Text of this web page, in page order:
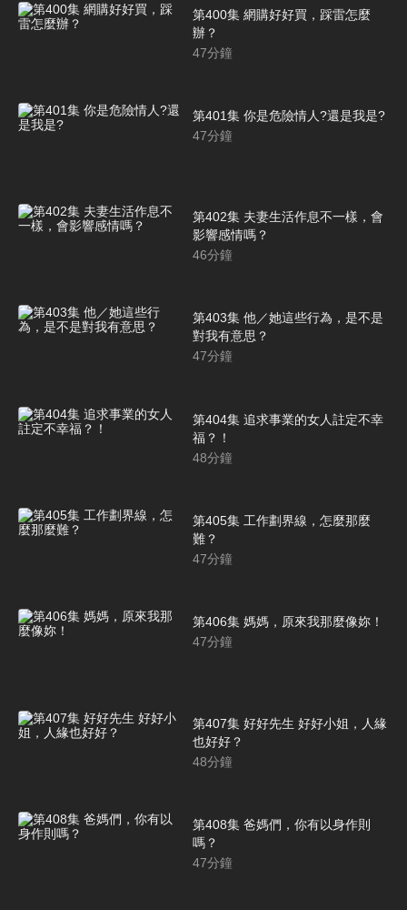
第400集 網購好好買，踩雷怎麼
辦？
47分鐘
第401集 你是危險情人?還是我是?
47分鐘
第402集 夫妻生活作息不一樣，會
影響感情嗎？
46分鐘
第403集 他／她這些行為，是不是
對我有意思？
47分鐘
第404集 追求事業的女人註定不幸
福？！
48分鐘
第405集 工作劃界線，怎麼那麼
難？
47分鐘
第406集 媽媽，原來我那麼像妳！
47分鐘
第407集 好好先生 好好小姐，人緣
也好好？
48分鐘
第408集 爸媽們，你有以身作則
嗎？
47分鐘